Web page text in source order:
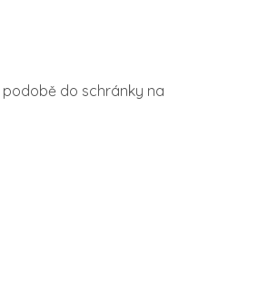
do schránky na